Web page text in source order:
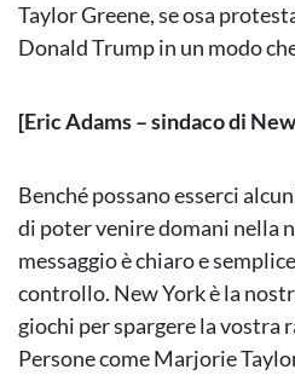
Taylor Greene, se osa
Donald Trump in un modo
[Eric Adams – sindaco di
Benché possano esserci
di poter venire domani nella
messaggio è chiaro e
controllo. New York è la
giochi per spargere la vostra
Persone come Marjorie